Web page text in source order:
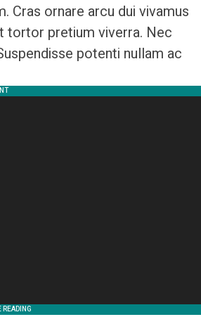
Cras ornare arcu dui vivamus
tortor pretium viverra. Nec
potenti nullam ac